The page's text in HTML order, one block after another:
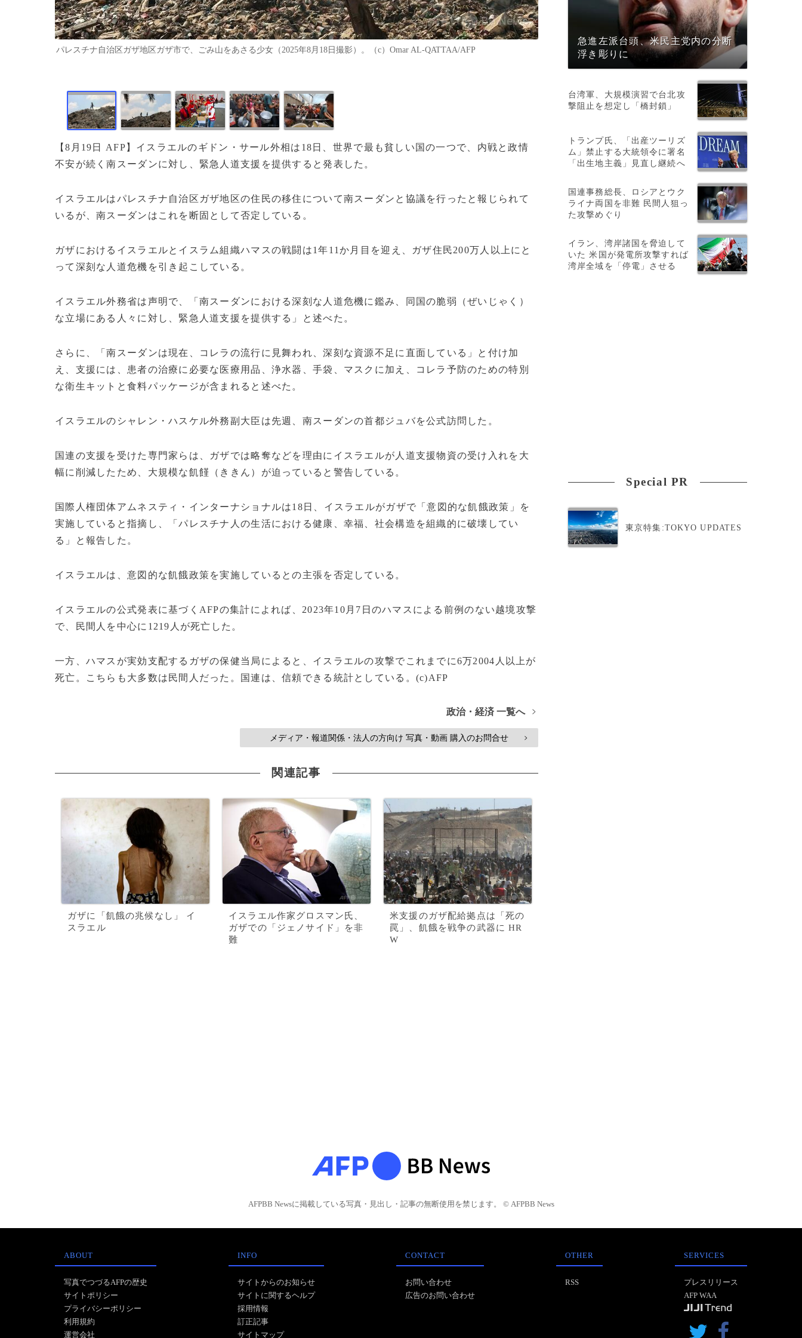
パレスチナ自治区ガザ地区ガザ市で、ごみ山をあさる少女（2025年8月18日撮影）。（c）Omar AL-QATTAA/AFP
【8月19日 AFP】イスラエルのギドン・サール外相は18日、世界で最も貧しい国の一つで、内戦と政情
不安が続く南スーダンに対し、緊急人道支援を提供すると発表した。
イスラエルはパレスチナ自治区ガザ地区の住民の移住について南スーダンと協議を行ったと報じられて
いるが、南スーダンはこれを断固として否定している。
ガザにおけるイスラエルとイスラム組織ハマスの戦闘は1年11か月目を迎え、ガザ住民200万人以上にと
って深刻な人道危機を引き起こしている。
イスラエル外務省は声明で、「南スーダンにおける深刻な人道危機に鑑み、同国の脆弱（ぜいじゃく）
な立場にある人々に対し、緊急人道支援を提供する」と述べた。
さらに、「南スーダンは現在、コレラの流行に見舞われ、深刻な資源不足に直面している」と付け加
え、支援には、患者の治療に必要な医療用品、浄水器、手袋、マスクに加え、コレラ予防のための特別
な衛生キットと食料パッケージが含まれると述べた。
イスラエルのシャレン・ハスケル外務副大臣は先週、南スーダンの首都ジュバを公式訪問した。
国連の支援を受けた専門家らは、ガザでは略奪などを理由にイスラエルが人道支援物資の受け入れを大
幅に削減したため、大規模な飢饉（ききん）が迫っていると警告している。
国際人権団体アムネスティ・インターナショナルは18日、イスラエルがガザで「意図的な飢餓政策」を
実施していると指摘し、「パレスチナ人の生活における健康、幸福、社会構造を組織的に破壊してい
る」と報告した。
イスラエルは、意図的な飢餓政策を実施しているとの主張を否定している。
イスラエルの公式発表に基づくAFPの集計によれば、2023年10月7日のハマスによる前例のない越境攻撃
で、民間人を中心に1219人が死亡した。
一方、ハマスが実効支配するガザの保健当局によると、イスラエルの攻撃でこれまでに6万2004人以上が
死亡。こちらも大多数は民間人だった。国連は、信頼できる統計としている。(c)AFP
政治・経済 一覧へ >
メディア・報道関係・法人の方向け 写真・動画 購入のお問合せ >
関連記事
ガザに「飢餓の兆候なし」 イ
スラエル
イスラエル作家グロスマン氏、
ガザでの「ジェノサイド」を非
難
米支援のガザ配給拠点は「死の
罠」、飢餓を戦争の武器に HR
W
急進左派台頭、米民主党内の分断
浮き彫りに
台湾軍、大規模演習で台北攻
撃阻止を想定し「橋封鎖」
トランプ氏、「出産ツーリズ
ム」禁止する大統領令に署名
「出生地主義」見直し継続へ
国連事務総長、ロシアとウク
ライナ両国を非難 民間人狙っ
た攻撃めぐり
イラン、湾岸諸国を脅迫して
いた 米国が発電所攻撃すれば
湾岸全域を「停電」させる
Special PR
東京特集:TOKYO UPDATES
AFPBB Newsに掲載している写真・見出し・記事の無断使用を禁じます。 © AFPBB News
ABOUT
写真でつづるAFPの歴史
サイトポリシー
プライバシーポリシー
利用規約
運営会社
INFO
サイトからのお知らせ
サイトに関するヘルプ
採用情報
訂正記事
サイトマップ
CONTACT
お問い合わせ
広告のお問い合わせ
OTHER
RSS
SERVICES
プレスリリース
AFP WAA